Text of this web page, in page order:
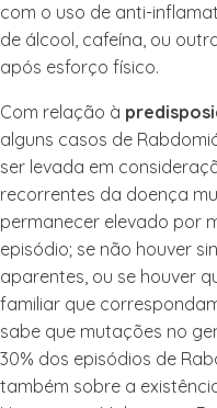
com o uso de anti-
de álcool, cafeína, ou
após esforço físico.
Com relação à
alguns casos de
ser levada em
recorrentes da doença
permanecer elevado por
episódio; se não houver
aparentes, ou se houver
familiar que
sabe que mutações no
30% dos episódios de
também sobre a